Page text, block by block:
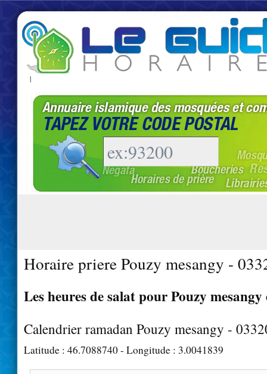
|
Horaire priere Pouzy mesangy -
Les heures de salat pour Pouzy mesangy
Calendrier ramadan Pouzy mesangy -
Latitude : 46.7088740- Longitude : 3.0041839